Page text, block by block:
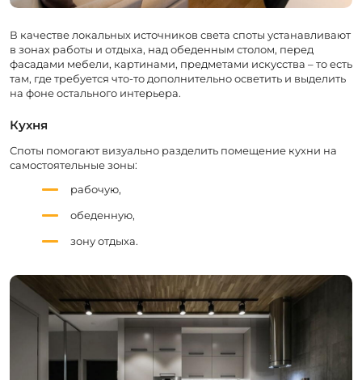
В качестве локальных источников света споты устанавливают
в зонах работы и отдыха, над обеденным столом, перед
фасадами мебели, картинами, предметами искусства – то есть
там, где требуется что-то дополнительно осветить и выделить
на фоне остального интерьера.
Кухня
Споты помогают визуально разделить помещение кухни на
самостоятельные зоны:
рабочую,
обеденную,
зону отдыха.